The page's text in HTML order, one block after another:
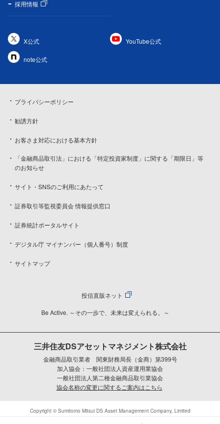
採用情報
X公式 YouTube公式
note公式
プライバシーポリシー
勧誘方針
お客さま対応における基本方針
「金融商品取引法」における「特定投資家制度」に関する「期限日」等
のお知らせ
サイト・SNSのご利用にあたって
証券取引等監視委員会 情報提供窓口
証券統計ポータルサイト
デジタル庁 マイナンバー（個人番号）制度
サイトマップ
投信直販ネット
Be Active. ～その一歩で、未来は変えられる。～
三井住友DSアセットマネジメント株式会社
金融商品取引業者 関東財務局長（金商）第399号
加入協会：一般社団法人資産運用業協会
一般社団法人第二種金融商品取引業協会
協会名称の変更に関するご案内はこちら
Copyright © Sumitomo Mitsui DS Asset Management Company, Limited